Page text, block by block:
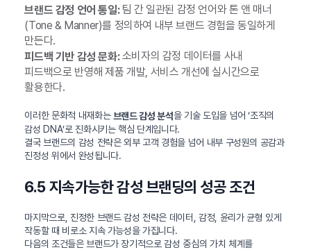
브랜드 감정 언어 통일:팀 간 일관된 감정 언어와 톤 앤 매너
(Tone & Manner)를 정의하여 내부 브랜드 경험을 동일하게
만든다.
피드백 기반 감성 문화:소비자의 감정 데이터를 사내
피드백으로 반영해 제품 개발, 서비스 개선에 실시간으로
활용한다.
이러한 문화적 내재화는브랜드 감성 분석을 기술 도입을 넘어 ‘조직의
감성 DNA’로 진화시키는 핵심 단계입니다.
결국 브랜드의 감성 전략은 외부 고객 경험을 넘어 내부 구성원의 공감과
진정성 위에서 완성됩니다.
6.5 지속가능한 감성 브랜딩의 성공 조건
마지막으로, 진정한 브랜드 감성 전략은 데이터, 감정, 윤리가 균형 있게
작동할 때 비로소 지속 가능성을 가집니다.
다음의 조건들은 브랜드가 장기적으로 감성 중심의 가치 체계를